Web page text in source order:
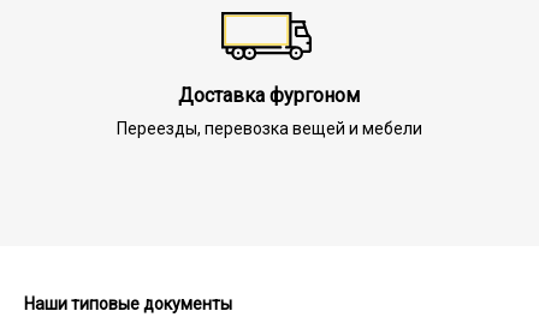
Доставка фургоном
Переезды, перевозка вещей и мебели
Наши типовые документы